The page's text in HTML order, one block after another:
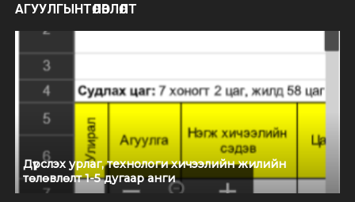
АГУУЛГЫНТӨЛӨВЛӨЛТ
Дүрслэх урлаг, технологи хичээлийн жилийн
төлөвлөлт 1-5 дугаар анги